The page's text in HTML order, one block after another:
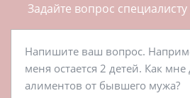
Задайте вопрос специалисту